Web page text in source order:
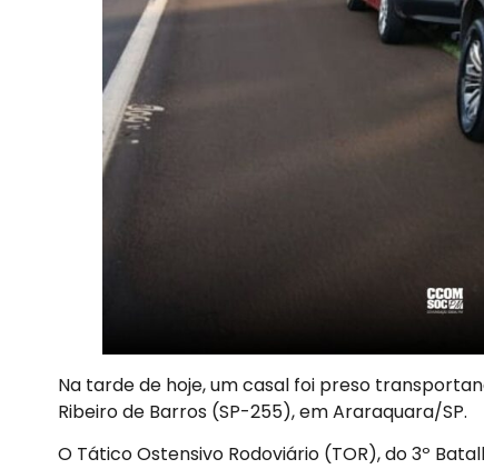
Na tarde de hoje, um casal foi preso
Ribeiro de Barros (SP-255), em Araraquara/SP.
O Tático Ostensivo Rodoviário (TOR), do 3º